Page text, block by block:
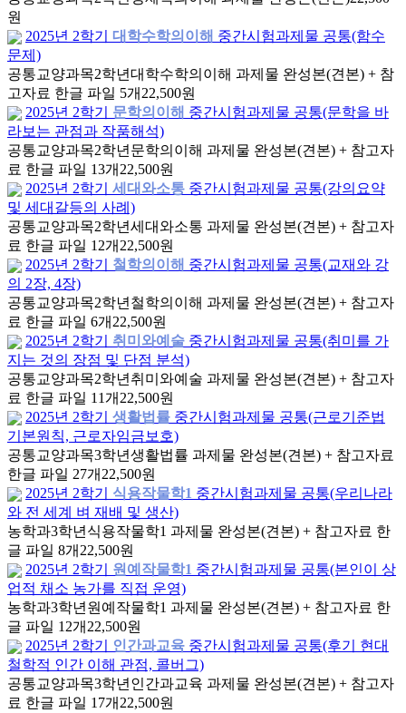
원
2025년 2학기
대학수학의이해 중간시험과제물 공통(함수
문제)
공통교양과목2학년대학수학의이해 과제물 완성본(견본) + 참
고자료 한글 파일 5개 22,500원
2025년 2학기
문학의이해 중간시험과제물 공통(문학을 바
라보는 관점과 작품해석)
공통교양과목2학년 문학의이해 과제물 완성본(견본) + 참고자
료 한글 파일 13개 22,500원
2025년 2학기
세대와소통 중간시험과제물 공통(강의요약
및 세대갈등의 사례)
공통교양과목2학년세대와소통 과제물 완성본(견본) + 참고자
료 한글 파일 12개 22,500원
2025년 2학기
철학의이해 중간시험과제물 공통(교재와 강
의 2장, 4장)
공통교양과목2학년 철학의이해 과제물 완성본(견본) + 참고자
료 한글 파일 6개 22,500원
2025년 2학기
취미와예술 중간시험과제물 공통(취미를 가
지는 것의 장점 및 단점 분석)
공통교양과목2학년 취미와예술 과제물 완성본(견본) + 참고자
료 한글 파일 11개 22,500원
2025년 2학기
생활법률 중간시험과제물 공통(근로기준법
기본원칙, 근로자임금보호)
공통교양과목3학년생활법률 과제물 완성본(견본) + 참고자료
한글 파일 27개 22,500원
2025년 2학기
식용작물학1 중간시험과제물 공통(우리나라
와 전 세계 벼 재배 및 생산)
농학과3학년 식용작물학1 과제물 완성본(견본) + 참고자료 한
글 파일 8개 22,500원
2025년 2학기
원예작물학1 중간시험과제물 공통(본인이 상
업적 채소 농가를 직접 운영)
농학과3학년 원예작물학1 과제물 완성본(견본) + 참고자료 한
글 파일 12개 22,500원
2025년 2학기
인간과교육 중간시험과제물 공통(후기 현대
철학적 인간 이해 관점, 콜버그)
공통교양과목3학년 인간과교육 과제물 완성본(견본) + 참고자
료 한글 파일 17개 22,500원